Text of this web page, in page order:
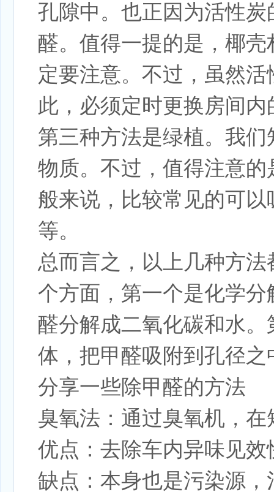
孔隙中。也正因为活性
醛。值得一提的是，椰
定要注意。不过，虽然
此，必须定时更换房间
第三种方法是绿植。我
物质。不过，值得注意
般来说，比较常见的可
等。
总而言之，以上几种方
个方面，第一个是化学
醛分解成二氧化碳和水
体，把甲醛吸附到孔径
分享一些除甲醛的方法
臭氧法：通过臭氧机，
优点：去除车内异味见效
缺点：本身也是污染源